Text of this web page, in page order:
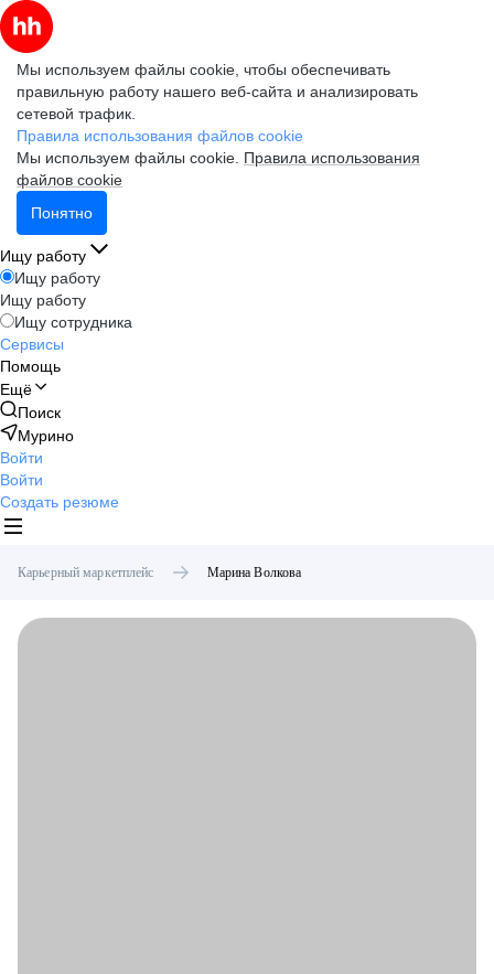
Мы используем файлы cookie, чтобы обеспечивать
правильную работу нашего веб-сайта и анализировать
сетевой трафик.
Правила использования файлов cookie
Мы используем файлы cookie. Правила использования
файлов cookie
Понятно
Ищу работу
Ищу работу
Ищу работу
Ищу сотрудника
Сервисы
Помощь
Ещё
Поиск
Мурино
Войти
Войти
Создать резюме
Карьерный маркетплейс Марина Волкова